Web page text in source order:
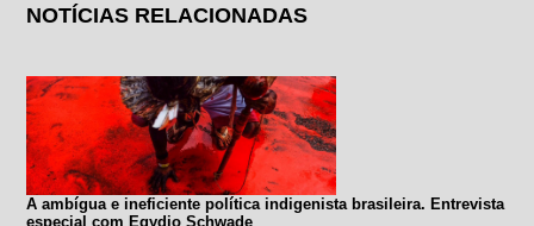
NOTÍCIAS RELACIONADAS
A ambígua e ineficiente política indigenista brasileira. Entrevista
especial com Egydio Schwade